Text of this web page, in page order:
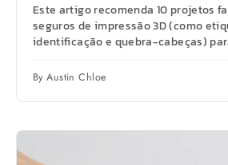
Este artigo recomenda 10 projetos
seguros de impressão 3D (como
identificação e quebra-cabeças)
By Austin Chloe